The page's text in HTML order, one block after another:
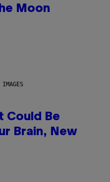
Moon
Could Be
Brain, New